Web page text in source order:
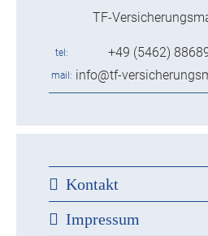
TF-
tel +49 (5462)
mail info@tf-
Kontakt
Impressum